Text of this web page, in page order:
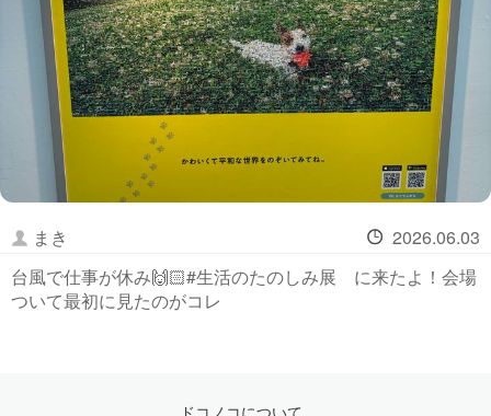
まき
2026.06.03
台風で仕事が休み🙌🏻#生活のたのしみ展 に来たよ！会場
ついて最初に見たのがコレ